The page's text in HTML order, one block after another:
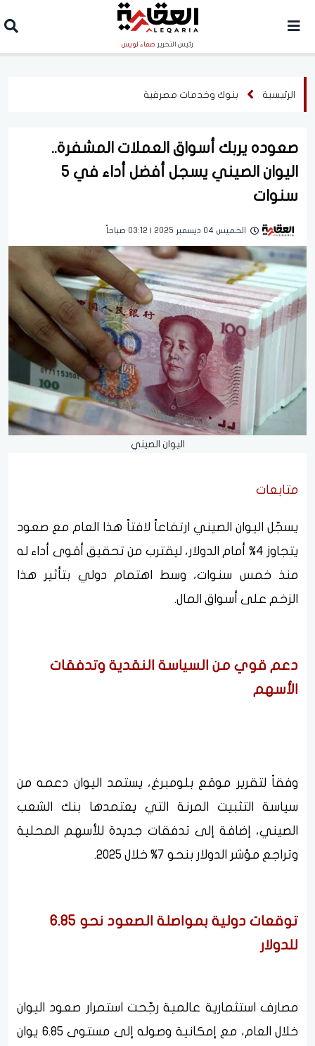
رئيس التحرير صفاء لويس
الرئيسية بنوك وخدمات مصرفية
صعوده يربك أسواق العملات المشفرة..
اليوان الصيني يسجل أفضل أداء في 5
سنوات
الخميس 04 ديسمبر 2025 | 03:12 صباحاً
اليوان الصيني
متابعات
يسجّل اليوان الصيني ارتفاعاً لافتاً هذا العام مع صعود
يتجاوز 4% أمام الدولار، ليقترب من تحقيق أقوى أداء له
منذ خمس سنوات، وسط اهتمام دولي بتأثير هذا
الزخم على أسواق المال.
دعم قوي من السياسة النقدية وتدفقات
الأسهم
وفقاً لتقرير موقع بلومبرغ، يستمد اليوان دعمه من
سياسة التثبيت المرنة التي يعتمدها بنك الشعب
الصيني، إضافة إلى تدفقات جديدة للأسهم المحلية
وتراجع مؤشر الدولار بنحو 7% خلال 2025.
توقعات دولية بمواصلة الصعود نحو 6.85
للدولار
مصارف استثمارية عالمية رجّحت استمرار صعود اليوان
خلال العام، مع إمكانية وصوله إلى مستوى 6.85 يوان